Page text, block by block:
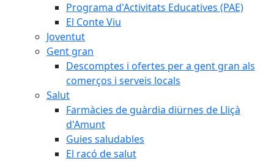
Programa d'Activitats Educatives (PAE)
El Conte Viu
Joventut
Gent gran
Descomptes i ofertes per a gent gran als
comerços i serveis locals
Salut
Farmàcies de guàrdia diürnes de Lliçà
d'Amunt
Guies saludables
El racó de salut